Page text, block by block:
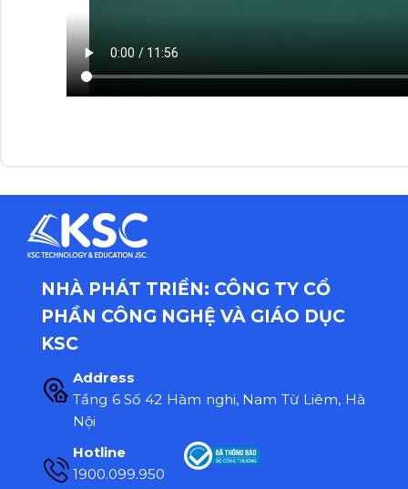
NHÀ PHÁT TRIỂN: CÔNG TY CỔ
PHẦN CÔNG NGHỆ VÀ GIÁO DỤC
KSC
Address
Tầng 6 Số 42 Hàm nghi, Nam Từ Liêm, Hà
Nội
Hotline
1900.099.950